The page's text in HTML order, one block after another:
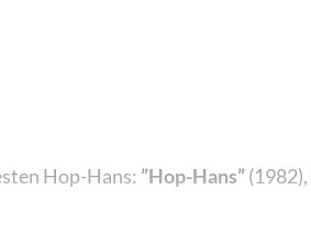
Hop-Hans: ”Hop-Hans”(1982),